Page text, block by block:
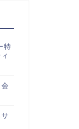
特